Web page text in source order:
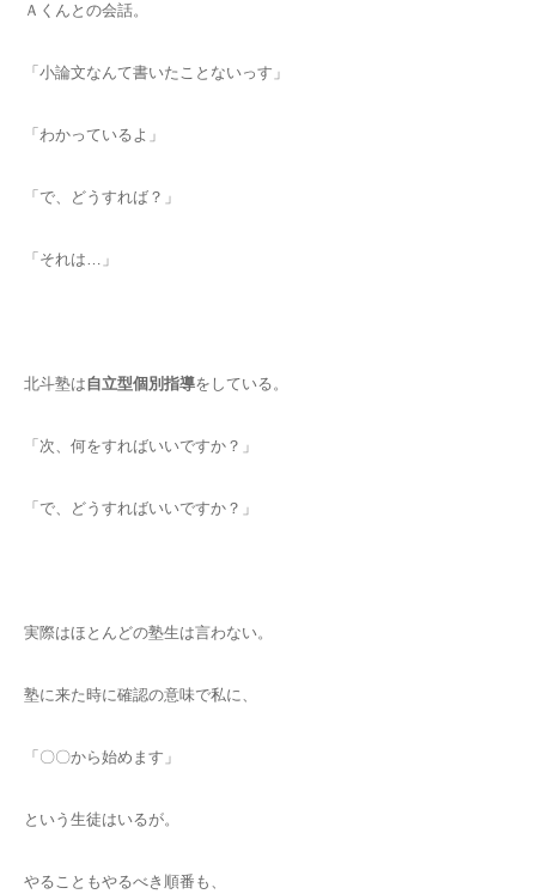
Ａくんとの会話。
「小論文なんて書いたことないっす」
「わかっているよ」
「で、どうすれば？」
「それは…」
北斗塾は自立型個別指導をしている。
「次、何をすればいいですか？」
「で、どうすればいいですか？」
実際はほとんどの塾生は言わない。
塾に来た時に確認の意味で私に、
「〇〇から始めます」
という生徒はいるが。
やることもやるべき順番も、